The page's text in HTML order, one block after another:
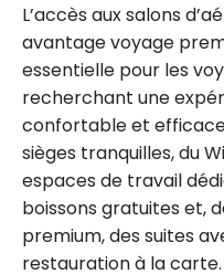
L’accès aux salons
avantage voyage
essentielle pour les
recherchant une
confortable et
sièges tranquilles, du
espaces de travail
boissons gratuites et,
premium, des suites
restauration à la